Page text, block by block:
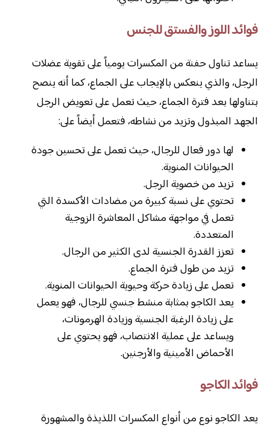
فوائد اللوز والفستق للجنس
يساعد تناول حفنة من المكسرات يومياً على تقوية عضلات
الرجل، والذي ينعكس بالإيجاب على الجماع، كما أنه ينصح
بتناولها بعد فترة الجماع، حيث تعمل على تعويض الرجل
الجهد المبذول وتزيد من نشاطه، فتعمل أيضاً على:
لها دور فعال للرجال، حيث تعمل على تحسين جودة
الحيوانات المنوية.
تزيد من خصوية الرجل.
تحتوي على نسبة كبيرة من مضادات الأكسدة التي
تعمل في مواجهة مشاكل المعاشرة الزوجية
المتعددة.
تعزز القدرة الجنسية لدى الكثير من الرجال.
تزيد من طول فترة الجماع.
تعمل على زيادة حركة وحيوية الحيوانات المنوية.
يعد الكاجو بمثابة منشط جنسي للرجال، فهو يعمل
على زيادة الرغبة الجنسية وزيادة الهرمونات،
ويساعد على عملية الانتصاب، فهو يحتوي على
الأحماض الأمينية والأرجنين.
فوائد الكاجو
يعد الكاجو نوع من أنواع المكسرات اللذيذة والمشهورة